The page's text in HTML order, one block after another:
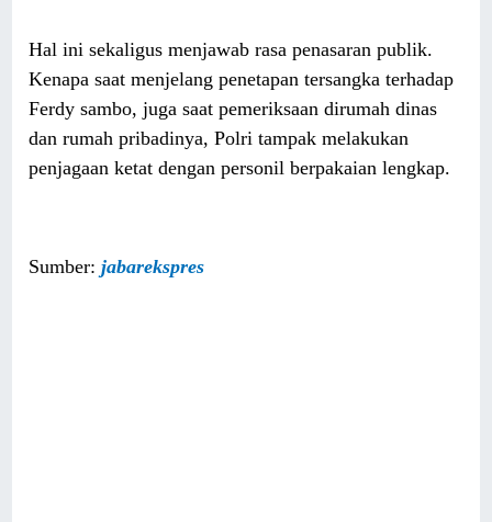
Hal ini sekaligus menjawab rasa penasaran publik.
Kenapa saat menjelang penetapan tersangka terhadap
Ferdy sambo, juga saat pemeriksaan dirumah dinas
dan rumah pribadinya, Polri tampak melakukan
penjagaan ketat dengan personil berpakaian lengkap.
Sumber:jabarekspres